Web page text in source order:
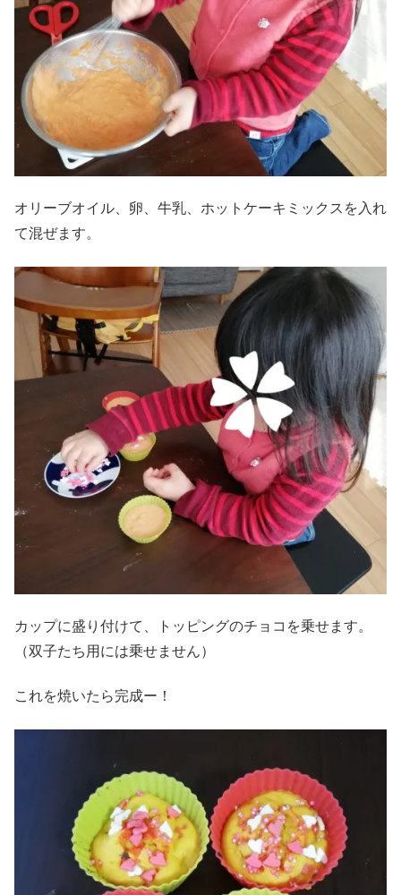
オリーブオイル、卵、牛乳、ホットケーキミックスを入れ
て混ぜます。
カップに盛り付けて、トッピングのチョコを乗せます。
（双子たち用には乗せません）
これを焼いたら完成ー！